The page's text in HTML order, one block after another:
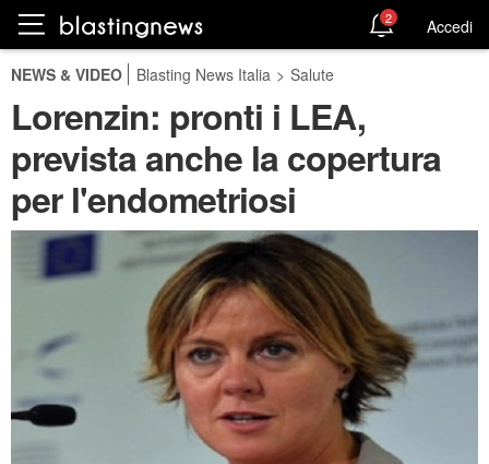
2 Accedi
NEWS & VIDEO Blasting News Italia > Salute
Lorenzin: pronti i LEA,
prevista anche la copertura
per l'endometriosi